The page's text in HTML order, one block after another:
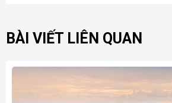
BÀI VIẾT LIÊN QUAN